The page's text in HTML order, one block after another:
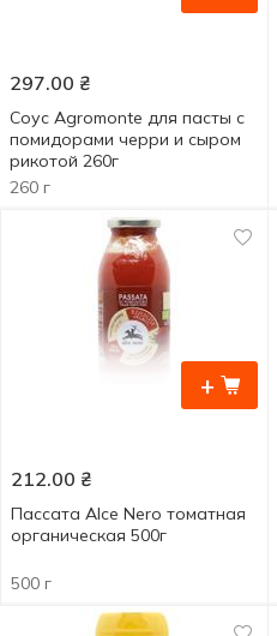
297.00 ₴
Соус Agromonte для пасты с
помидорами черри и сыром
рикотой 260г
260 г
+
212.00 ₴
Пассата Alce Nero томатная
органическая 500г
500 г